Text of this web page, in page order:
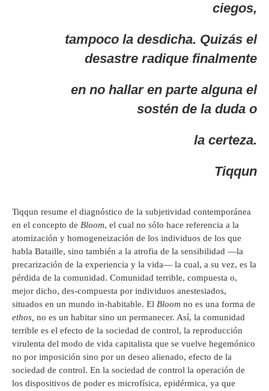
ciegos,
tampoco la desdicha. Quizás el
desastre radique finalmente
en no hallar en parte alguna el
sostén de la duda o
la certeza.
Tiqqun
Tiqqun resume el diagnóstico de la subjetividad contemporánea
en el concepto de Bloom, el cual no sólo hace referencia a la
atomización y homogeneización de los individuos de los que
habla Bataille, sino también a la atrofia de la sensibilidad —la
precarización de la experiencia y la vida— la cual, a su vez, es la
pérdida de la comunidad. Comunidad terrible, compuesta o,
mejor dicho, des-compuesta por individuos anestesiados,
situados en un mundo in-habitable. El Bloom no es una forma de
ethos, no es un habitar sino un permanecer. Así, la comunidad
terrible es el efecto de la sociedad de control, la reproducción
virulenta del modo de vida capitalista que se vuelve hegemónico
no por imposición sino por un deseo alienado, efecto de la
sociedad de control. En la sociedad de control la operación de
los dispositivos de poder es microfísica, epidérmica, ya que